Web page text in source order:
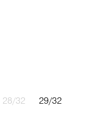
28/32
29/32